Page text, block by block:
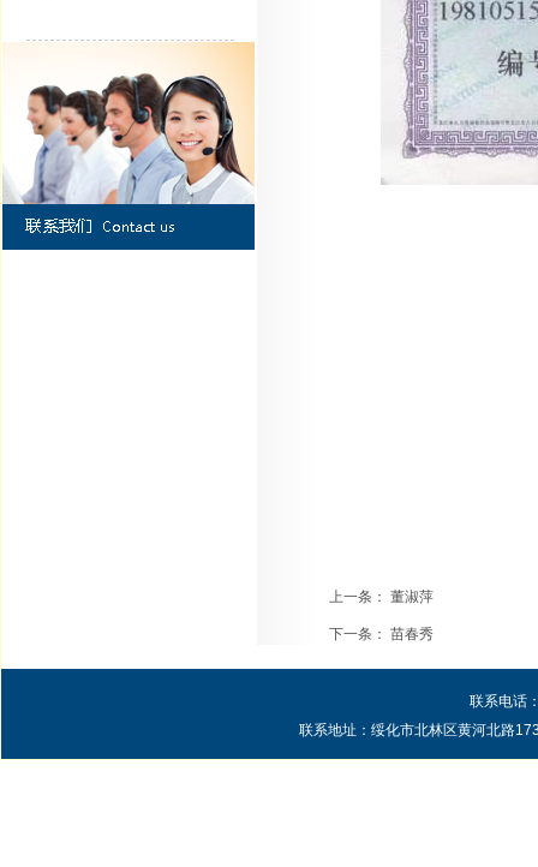
上一条： 董淑萍
下一条： 苗春秀
联系电话
联系地址：绥化市北林区黄河北路